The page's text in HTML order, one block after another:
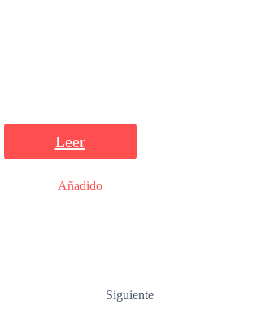
Leer
Añadido
Siguiente